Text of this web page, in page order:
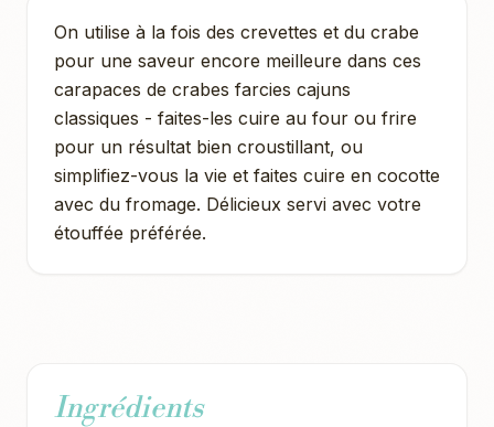
On utilise à la fois des crevettes et du crabe
pour une saveur encore meilleure dans ces
carapaces de crabes farcies cajuns
classiques - faites-les cuire au four ou frire
pour un résultat bien croustillant, ou
simplifiez-vous la vie et faites cuire en cocotte
avec du fromage. Délicieux servi avec votre
étouffée préférée.
Ingrédients